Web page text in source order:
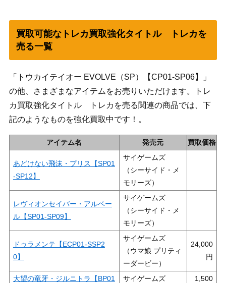
買取可能なトレカ買取強化タイトル トレカを
売る一覧
「トウカイテイオー EVOLVE（SP）【CP01-SP06】」
の他、さまざまなアイテムをお売りいただけます。トレ
カ買取強化タイトル トレカを売る関連の商品では、下
記のようなものを強化買取中です！。
アイテム名 発売元 買取価格
あどけない飛沫・プリス【SP01
-SP12】
サイゲームズ
（シーサイド・メ
モリーズ）
レヴィオンセイバー・アルベー
ル【SP01-SP09】
サイゲームズ
（シーサイド・メ
モリーズ）
ドゥラメンテ【ECP01-SSP2
0】
サイゲームズ
（ウマ娘 プリティ
ーダービー）
24,000
大望の竜牙・ジルニトラ【BP01
サイゲームズ
1,500